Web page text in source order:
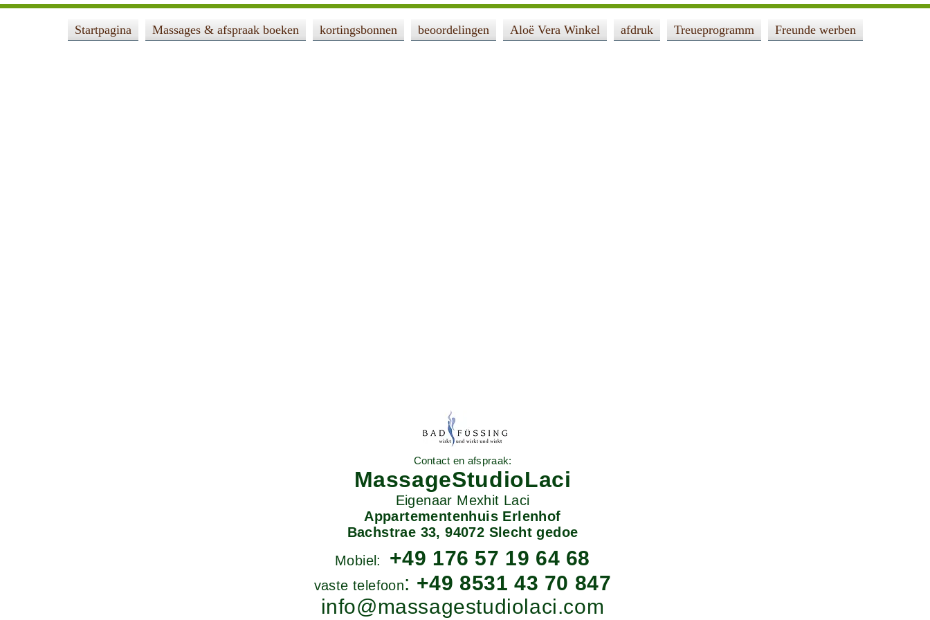
Startpagina Massages & afspraak boeken kortingsbonnen beoordelingen Aloë Vera Winkel afdruk Treueprogramm Freunde werben
Contact en afspraak:
MassageStudioLaci
Eigenaar Mexhit Laci
Appartementenhuis Erlenhof
Bachstrae 33,94072 Slecht gedoe
Mobiel:
+49 176 57 19 64 68
vaste telefoon: +49 8531 43 70 847
info@massagestudiolaci.com